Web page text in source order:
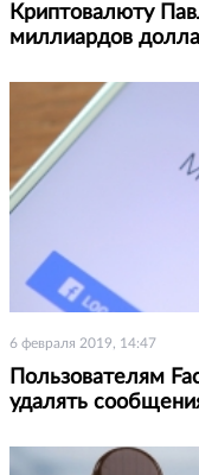
Криптовалюту
миллиардов
6 февраля 2019, 14:47
Пользователям
удалять